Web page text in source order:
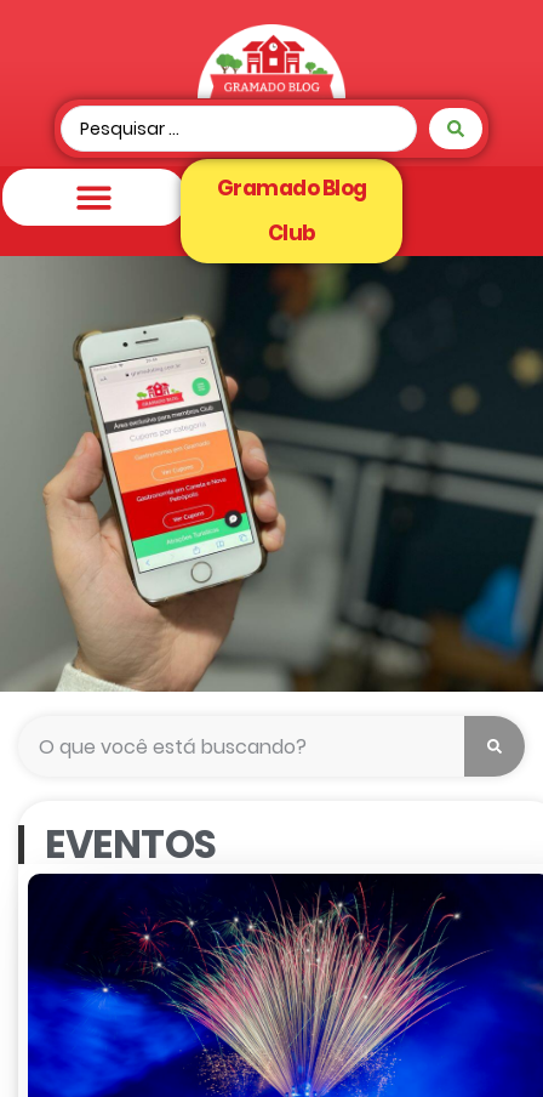
Gramado Blog
Club
Gramado
+ de 300 cupons de descontos
em hotéis, restaurantes,
passeios, atrativos, serviços e
lojas em Gramado e região.
CLIQUE PARA SABER MAIS
EVENTOS